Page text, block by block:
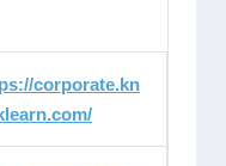
corporate.kn